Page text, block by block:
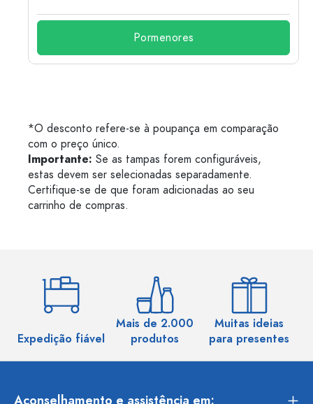
Pormenores
*O desconto refere-se à poupança em comparação
com o preço único.
Importante: Se as tampas forem configuráveis,
estas devem ser selecionadas separadamente.
Certifique-se de que foram adicionadas ao seu
carrinho de compras.
Expedição fiável
Mais de 2.000
produtos
Muitas ideias
para presentes
Aconselhamento e assistência em: